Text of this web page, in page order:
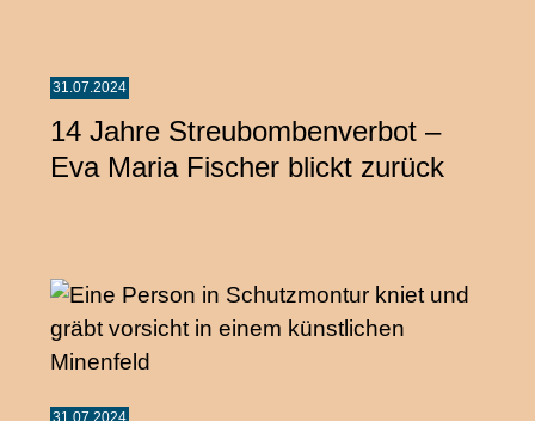
31.07.2024
14 Jahre Streubombenverbot –
Eva Maria Fischer blickt zurück
31.07.2024